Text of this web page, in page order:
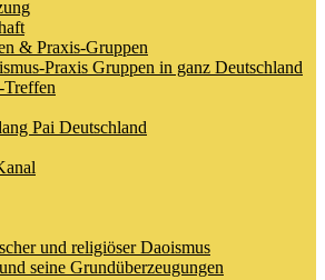
& Praxis-Gruppen
Praxis Gruppen in ganz Deutschland
Treffen
Pai Deutschland
und religiöser Daoismus
seine Grundüberzeugungen